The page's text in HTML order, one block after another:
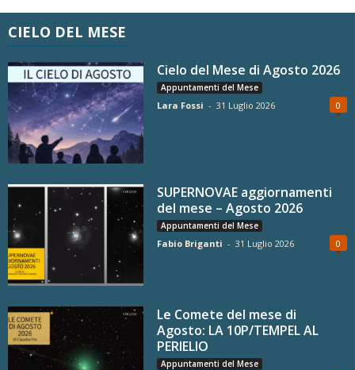
CIELO DEL MESE
Cielo del Mese di Agosto 2026
Appuntamenti del Mese
Lara Fossi - 31 Luglio 2026 0
SUPERNOVAE aggiornamenti
del mese – Agosto 2026
Appuntamenti del Mese
Fabio Briganti - 31 Luglio 2026 0
Le Comete del mese di
Agosto: LA 10P/TEMPEL AL
PERIELIO
Appuntamenti del Mese